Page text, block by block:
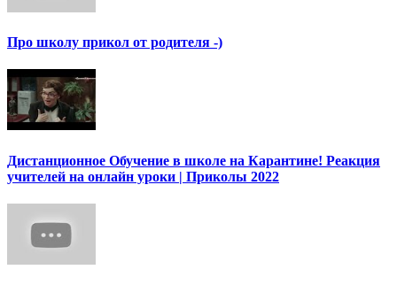
Про школу прикол от родителя -)
Дистанционное Обучение в школе на Карантине! Реакция
учителей на онлайн уроки | Приколы 2022